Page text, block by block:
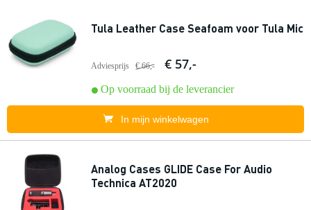
Tula Leather Case Seafoam voor Tula Mic
Adviesprijs € 66,- € 57,-
Op voorraad bij de leverancier
In mijn winkelwagen
Analog Cases GLIDE Case For Audio
Technica AT2020